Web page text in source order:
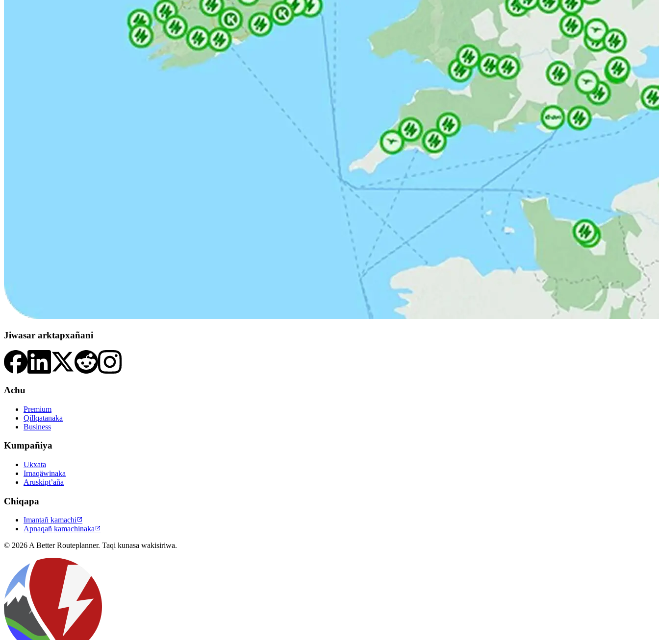
Jiwasar arktapxañani
Achu
Premium
Qillqatanaka
Business
Kumpañiya
Ukxata
Irnaqäwinaka
Aruskipt’aña
Chiqapa
Imantañ kamachi
Apnaqañ kamachinaka
© 2026 A Better Routeplanner. Taqi kunasa wakisiriwa.